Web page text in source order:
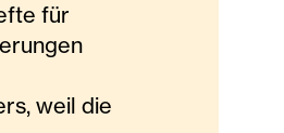
für
weil die